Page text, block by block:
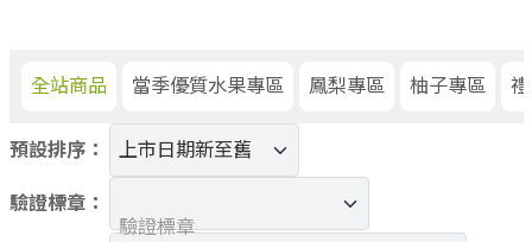
新鮮蔬菜
麵食、米粉
油、醬油
調味、醬料
小農
美味食譜
關於我們
加入我們
訂單查詢
登入
全站商品 當季優質水果專區 鳳梨專區 柚子專區
預設排序：
驗證標章：
驗證標章